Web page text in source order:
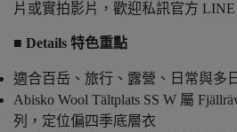
片或實拍影片，歡迎私訊官方 LINE
■ Details 特色重點
適合百岳、旅行、露營、日常與多
Abisko Wool Tältplats SS W 屬
列，定位偏四季底層衣